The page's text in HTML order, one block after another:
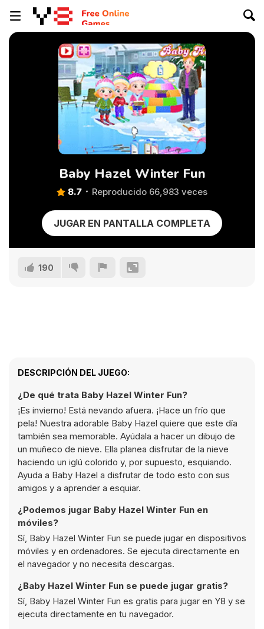
Baby Hazel Winter Fun
8.7 Reproducido 66,983 veces
JUGAR EN PANTALLA COMPLETA
190
DESCRIPCIÓN DEL JUEGO:
¿De qué trata Baby Hazel Winter Fun?
¡Es invierno! Está nevando afuera. ¡Hace un frío que
pela! Nuestra adorable Baby Hazel quiere que este día
también sea memorable. Ayúdala a hacer un dibujo de
un muñeco de nieve. Ella planea disfrutar de la nieve
haciendo un iglú colorido y, por supuesto, esquiando.
Ayuda a Baby Hazel a disfrutar de todo esto con sus
amigos y a aprender a esquiar.
¿Podemos jugar Baby Hazel Winter Fun en
móviles?
Sí, Baby Hazel Winter Fun se puede jugar en dispositivos
móviles y en ordenadores. Se ejecuta directamente en
el navegador y no necesita descargas.
¿Baby Hazel Winter Fun se puede jugar gratis?
Sí, Baby Hazel Winter Fun es gratis para jugar en Y8 y se
ejecuta directamente en tu navegador.